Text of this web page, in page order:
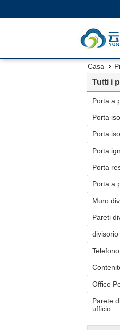
Casa
Tutti i
Porta a
Porta
Porta
Porta
Porta
Porta a
Muro
Pareti
Office
Parete
ufficio